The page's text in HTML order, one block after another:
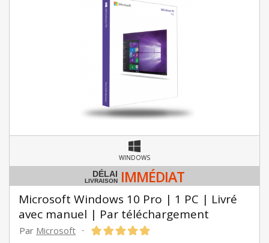
WINDOWS
DÉLAI
LIVRAISON IMMÉDIAT
Microsoft Windows 10 Pro | 1 PC | Livré
avec manuel | Par téléchargement
Par Microsoft -